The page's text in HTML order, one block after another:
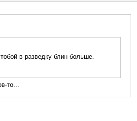
в разведку блин больше.
то...